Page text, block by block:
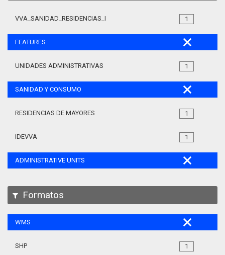
1
VVA_SANIDAD_RESIDENCIAS_MAYORES_105
FEATURES
1
UNIDADES ADMINISTRATIVAS
SANIDAD Y CONSUMO
1
RESIDENCIAS DE MAYORES
1
IDEVVA
ADMINISTRATIVE UNITS
Formatos
WMS
1
SHP